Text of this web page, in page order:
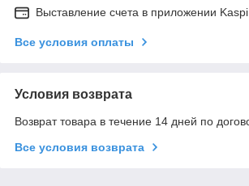
Выставление счета в приложении
Все условия оплаты
Условия возврата
Возврат товара в течение 14 дней по
Все условия возврата